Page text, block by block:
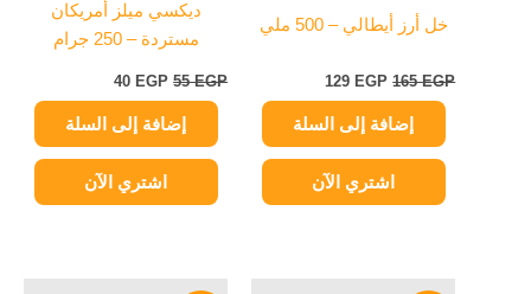
خل أرز أيطالي – 500 ملي
165EGP
129 EGP
إضافة إلى السلة
اشتري الآن
ديكسي ميلز أمريكان
مستردة – 250 جرام
55EGP
40 EGP
إضافة إلى السلة
اشتري الآن